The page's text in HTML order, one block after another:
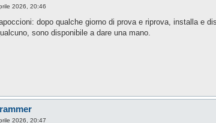
2026, 20:46
dopo qualche giorno di prova e riprova, installa e
sono disponibile a dare una mano.
2026, 20:47